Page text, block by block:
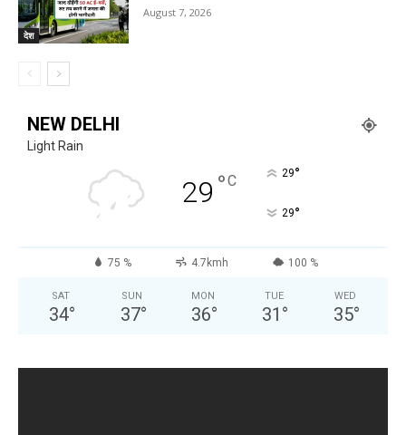
देश
August 7, 2026
NEW DELHI
Light Rain
29 °C 29°
29°
75 % 4.7kmh 100 %
SAT
34°
SUN
37°
MON
36°
TUE
31 °
WED
35°